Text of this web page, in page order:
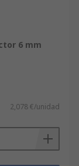
6 mm
2,078 €/unidad